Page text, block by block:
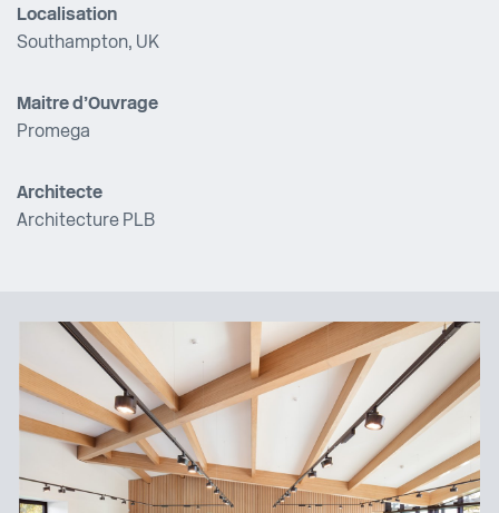
Localisation
Southampton, UK
Maitre d’Ouvrage
Promega
Architecte
Architecture PLB